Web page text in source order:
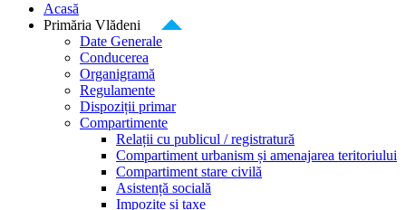
Acasă
Primăria Vlădeni
Date Generale
Conducerea
Organigramă
Regulamente
Dispoziții primar
Compartimente
Relații cu publicul / registratură
Compartiment urbanism și amenajarea teritoriului
Compartiment stare civilă
Asistență socială
Impozite și taxe